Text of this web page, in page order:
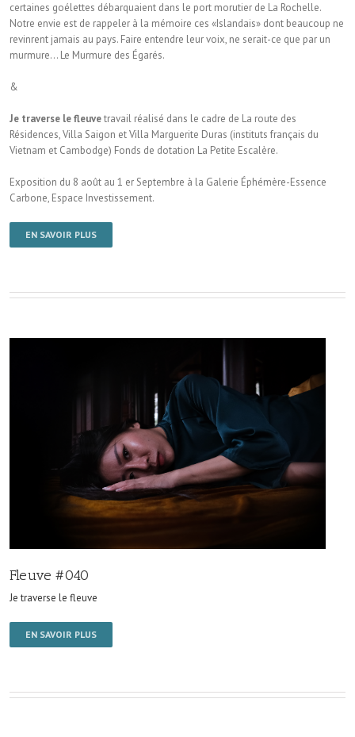
certaines goélettes débarquaient dans le port morutier de La Rochelle.
Notre envie est de rappeler à la mémoire ces «Islandais» dont beaucoup ne
revinrent jamais au pays. Faire entendre leur voix, ne serait-ce que par un
murmure… Le Murmure des Égarés.
&
Je traverse le fleuvetravail réalisé dans le cadre de La route des
Résidences, Villa Saigon et Villa Marguerite Duras (instituts français du
Vietnam et Cambodge) Fonds de dotation La Petite Escalère.
Exposition du 8 août au 1 er Septembre à la Galerie Éphémère-Essence
Carbone, Espace Investissement.
EN SAVOIR PLUS
Fleuve #040
Je traverse le fleuve
EN SAVOIR PLUS